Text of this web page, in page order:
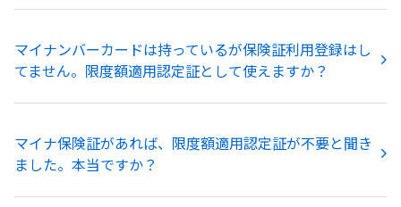
マイナンバーカードは持っているが保険証利用登録はし
てません。限度額適用認定証として使えますか？
マイナ保険証があれば、限度額適用認定証が不要と聞き
ました。本当ですか？